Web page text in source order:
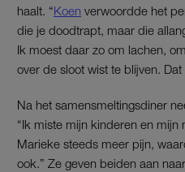
haalt. “Koen verwoordde het
die je doodtrapt, maar die
Ik moest daar zo om lachen,
over de sloot wist te blijven. Dat
Na het samensmeltingsdiner
“Ik miste mijn kinderen en mijn
Marieke steeds meer pijn,
ook.” Ze geven beiden aan